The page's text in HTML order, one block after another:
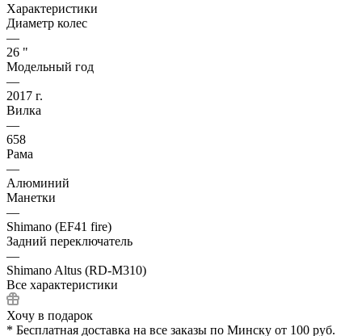
Характеристики
Диаметр колес
—
26 "
Модельный год
—
2017 г.
Вилка
—
658
Рама
—
Алюминий
Манетки
—
Shimano (EF41 fire)
Задний переключатель
—
Shimano Altus (RD-M310)
Все характеристики
Хочу в подарок
* Бесплатная доставка на все заказы по Минску от 100 руб.